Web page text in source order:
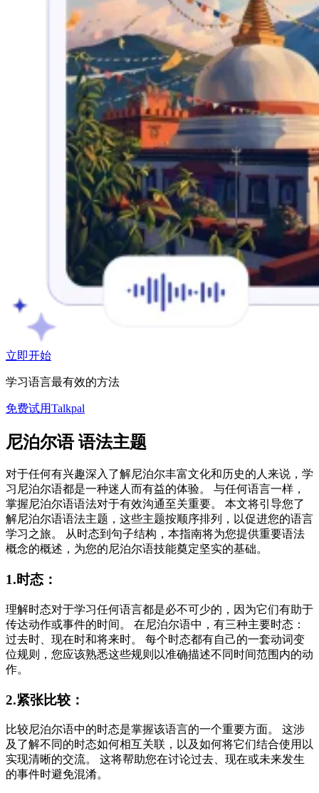
立即开始
学习语言最有效的方法
免费试用Talkpal
尼泊尔语 语法主题
对于任何有兴趣深入了解尼泊尔丰富文化和历史的人来说，学
习尼泊尔语都是一种迷人而有益的体验。 与任何语言一样，
掌握尼泊尔语语法对于有效沟通至关重要。 本文将引导您了
解尼泊尔语语法主题，这些主题按顺序排列，以促进您的语言
学习之旅。 从时态到句子结构，本指南将为您提供重要语法
概念的概述，为您的尼泊尔语技能奠定坚实的基础。
1.时态：
理解时态对于学习任何语言都是必不可少的，因为它们有助于
传达动作或事件的时间。 在尼泊尔语中，有三种主要时态：
过去时、现在时和将来时。 每个时态都有自己的一套动词变
位规则，您应该熟悉这些规则以准确描述不同时间范围内的动
作。
2.紧张比较：
比较尼泊尔语中的时态是掌握该语言的一个重要方面。 这涉
及了解不同的时态如何相互关联，以及如何将它们结合使用以
实现清晰的交流。 这将帮助您在讨论过去、现在或未来发生
的事件时避免混淆。